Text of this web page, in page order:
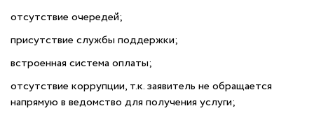
отсутствие очередей;
присутствие службы поддержки;
встроенная система оплаты;
отсутствие коррупции, т.к. заявитель не обращается
напрямую в ведомство для получения услуги;